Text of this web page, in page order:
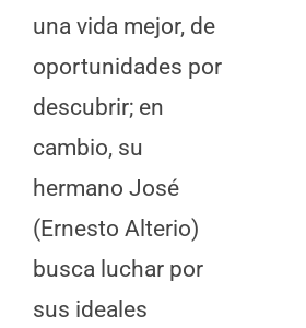
una vida mejor, de
oportunidades por
descubrir; en
cambio, su
hermano José
(Ernesto Alterio)
busca luchar por
sus ideales